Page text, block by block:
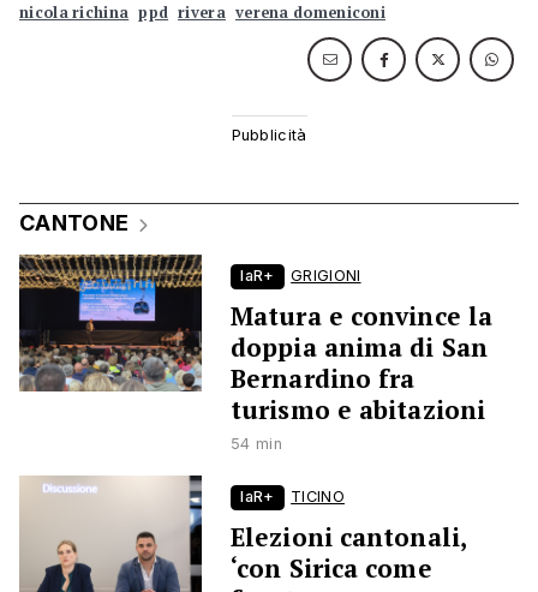
nicola richina ppd rivera verena domeniconi
CANTONE
laR+ GRIGIONI
Matura e convince la
doppia anima di San
Bernardino fra
turismo e abitazioni
54 min
laR+ TICINO
Elezioni cantonali,
‘con Sirica come